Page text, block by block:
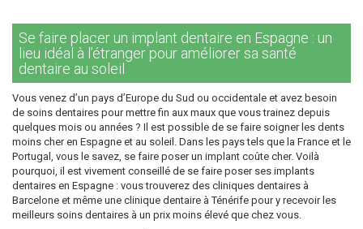
Se faire placer un implant dentaire en Espagne : un
lieu idéal à l’étranger pour améliorer sa santé
dentaire au soleil
Vous venez d’un pays d’Europe du Sud ou occidentale et avez besoin
de soins dentaires pour mettre fin aux maux que vous trainez depuis
quelques mois ou années ? Il est possible de se faire soigner les dents
moins cher en Espagne et au soleil. Dans les pays tels que la France et le
Portugal, vous le savez, se faire poser un implant coûte cher. Voilà
pourquoi, il est vivement conseillé de se faire poser ses implants
dentaires en Espagne : vous trouverez des cliniques dentaires à
Barcelone et même une clinique dentaire à Ténérife pour y recevoir les
meilleurs soins dentaires à un prix moins élevé que chez vous.